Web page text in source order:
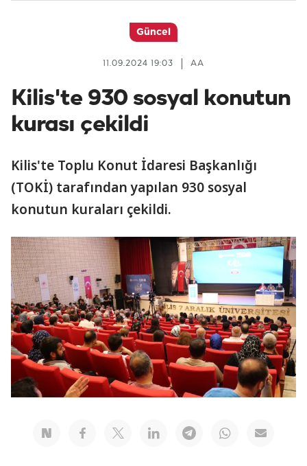
Güncel
AA
11.09.2024 19:03
Kilis'te 930 sosyal konutun
kurası çekildi
Kilis'te Toplu Konut İdaresi Başkanlığı
(TOKİ) tarafından yapılan 930 sosyal
konutun kuraları çekildi.